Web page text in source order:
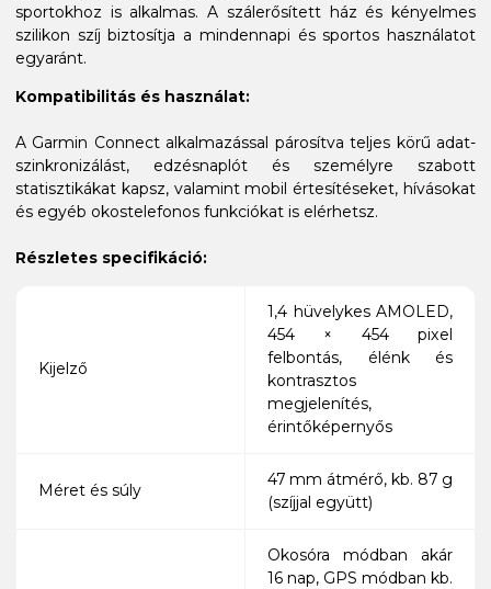
sportokhoz is alkalmas. A szálerősített ház és kényelmes
szilikon szíj biztosítja a mindennapi és sportos használatot
egyaránt.
Kompatibilitás és használat:
A Garmin Connect alkalmazással párosítva teljes körű adat-
szinkronizálást, edzésnaplót és személyre szabott
statisztikákat kapsz, valamint mobil értesítéseket, hívásokat
és egyéb okostelefonos funkciókat is elérhetsz.
Részletes specifikáció:
Kijelző
1,4 hüvelykes AMOLED,
454 × 454 pixel
felbontás, élénk és
kontrasztos
megjelenítés,
érintőképernyős
Méret és súly
47 mm átmérő, kb. 87 g
(szíjjal együtt)
Okosóra módban akár
16 nap, GPS módban kb.